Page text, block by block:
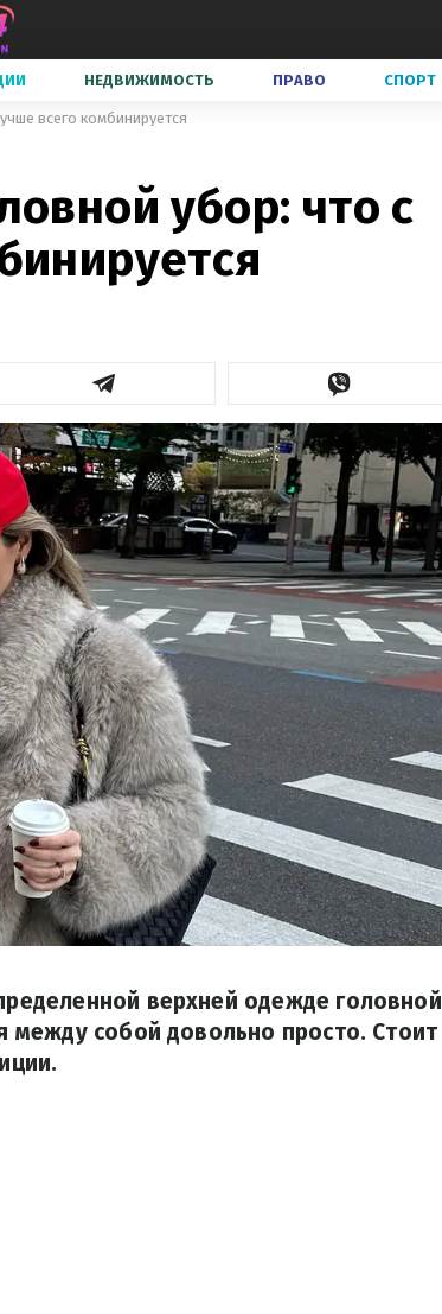
НЕДВИЖИМОСТЬ ПРАВО СПОРТ
всего комбинируется
убор: что с
верхней одежде головной
между собой довольно просто. Стоит